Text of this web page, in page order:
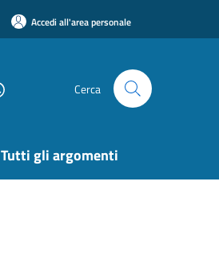
Accedi all'area personale
Cerca
Tutti gli argomenti